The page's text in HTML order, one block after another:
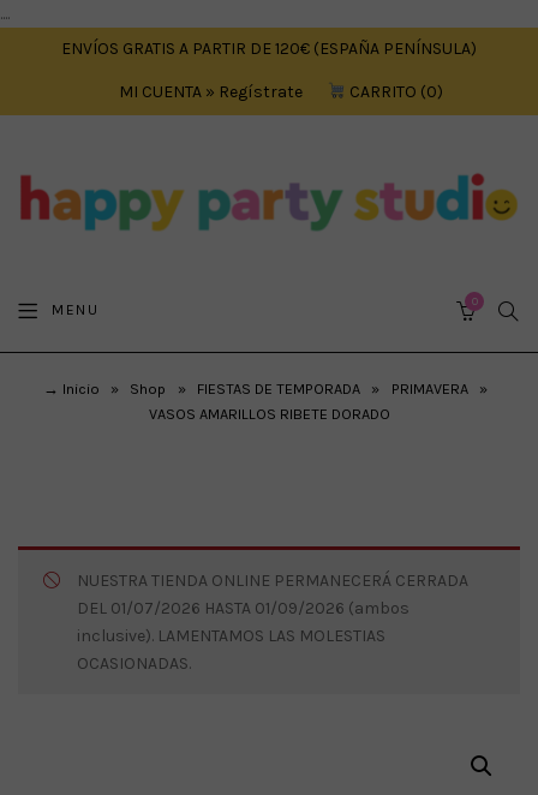
....
ENVÍOS GRATIS A PARTIR DE 120€ (ESPAÑA PENÍNSULA)
MI CUENTA » Regístrate CARRITO 0
MENU 0
→ Inicio » Shop » FIESTAS DE TEMPORADA » PRIMAVERA
»
VASOS AMARILLOS RIBETE DORADO
NUESTRA TIENDA ONLINE PERMANECERÁ CERRADA
DEL 01/07/2026 HASTA 01/09/2026 (ambos
inclusive). LAMENTAMOS LAS MOLESTIAS
OCASIONADAS.